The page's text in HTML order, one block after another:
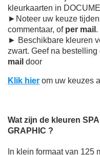
kleurkaarten in
► Noteer uw keuze
commentaar, of per mail .
► Beschikbare kleuren
zwart. Geef na
mail door
Klik hier om uw keuzes
Wat zijn de kleuren
GRAPHIC ?
In klein formaat van 125